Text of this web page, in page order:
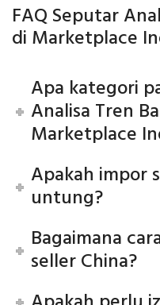
FAQ Seputar
di Marketplace
Apa kategori
Analisa Tren
Marketplace
Apakah impor
untung?
Bagaimana
seller China?